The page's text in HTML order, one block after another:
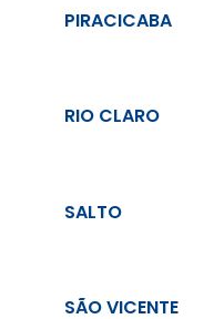
PIRACICABA
RIO CLARO
SALTO
SÃO VICENTE